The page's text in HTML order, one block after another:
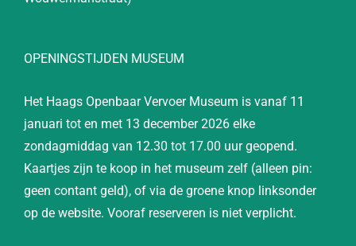
OPENINGSTIJDEN MUSEUM
Het Haags Openbaar Vervoer Museum is vanaf 11
januari tot en met 13 december 2026 elke
zondagmiddag van 12.30 tot 17.00 uur geopend.
Kaartjes zijn te koop in het museum zelf (alleen pin:
geen contant geld), of via de groene knop linksonder
op de website. Vooraf reserveren is niet verplicht.